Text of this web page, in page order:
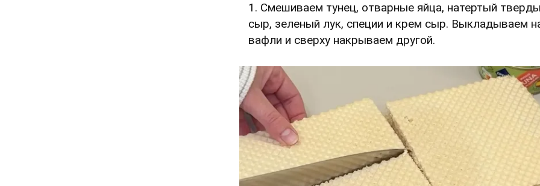
1. Смешиваем тунец, отварные яйца, натертый
сыр, зеленый лук, специи и крем сыр. Выкладываем
вафли и сверху накрываем другой.